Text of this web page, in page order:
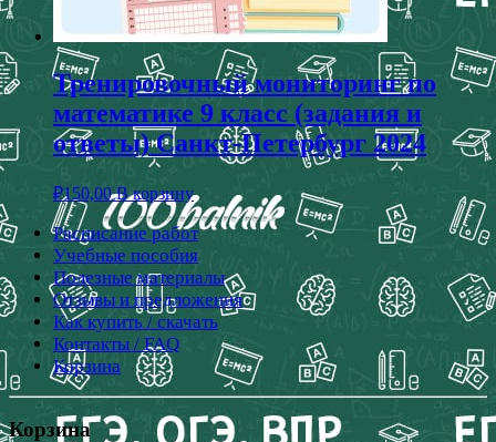
Тренировочный мониторинг по
математике 9 класс (задания и
ответы) Санкт-Петербург 2024
₽150,00 В корзину
Расписание работ
Учебные пособия
Полезные материалы
Отзывы и предложения
Как купить / скачать
Контакты / FAQ
Корзина
Корзина